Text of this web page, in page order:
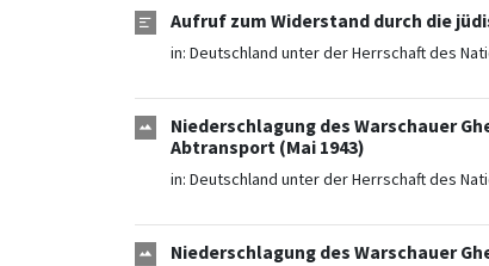
Aufruf zum Widerstand durch die
in: Deutschland unter der Herrschaft des
Niederschlagung des Warschauer
Abtransport (Mai 1943)
in: Deutschland unter der Herrschaft des
Niederschlagung des Warschauer